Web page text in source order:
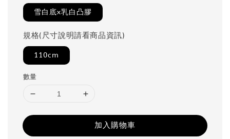
雪白底x乳白凸膠
規格(尺寸說明請看商品資訊)
110cm
數量
加入購物車